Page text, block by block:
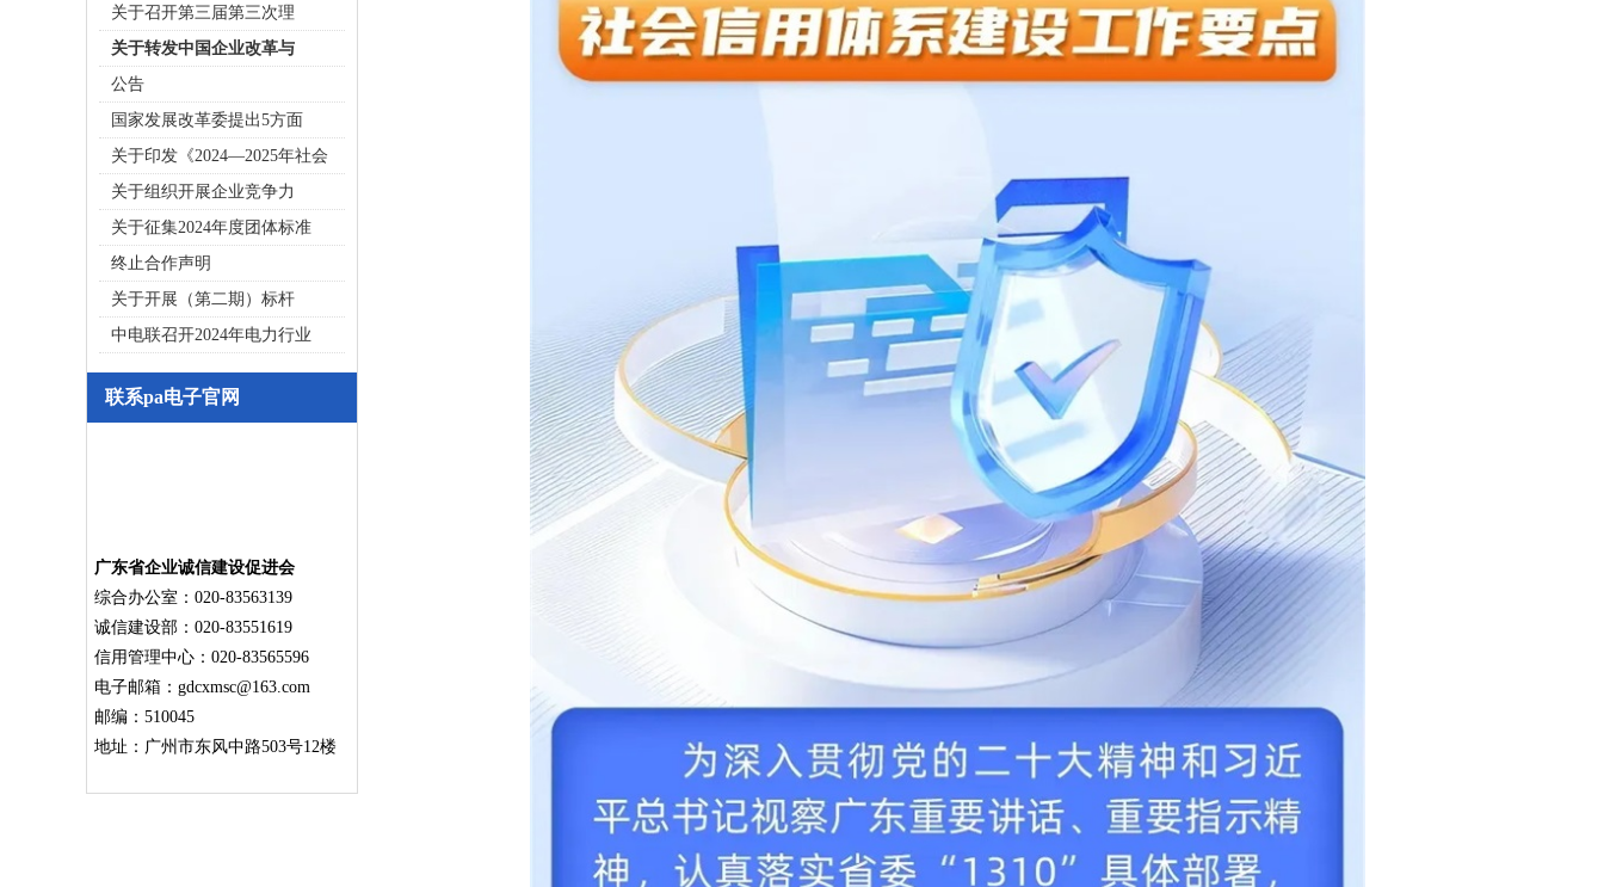
关于召开第三届第三次理
关于转发中国企业改革与
公告
国家发展改革委提出5方面
关于印发《2024—2025年社会
关于组织开展企业竞争力
关于征集2024年度团体标准
终止合作声明
关于开展（第二期）标杆
中电联召开2024年电力行业
联系pa电子官网
广东省企业诚信建设促进会
综合办公室：020-83563139
诚信建设部：020-83551619
信用管理中心：020-83565596
电子邮箱： gdcxmsc@163.com
邮编：510045
地址：广州市东风中路503号12楼